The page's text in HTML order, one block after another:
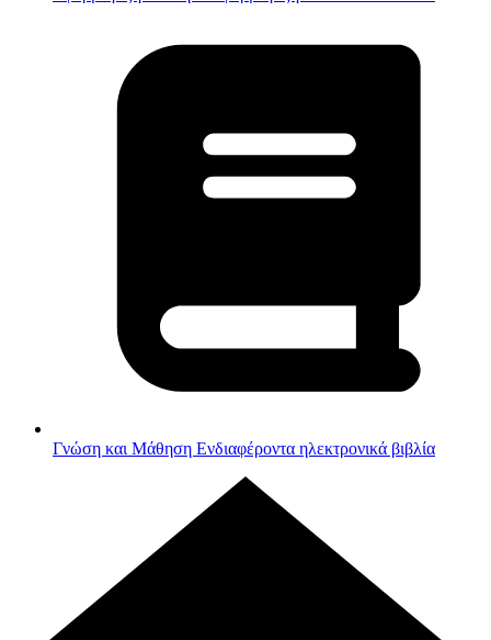
Γνώση και Μάθηση Ενδιαφέροντα ηλεκτρονικά βιβλία